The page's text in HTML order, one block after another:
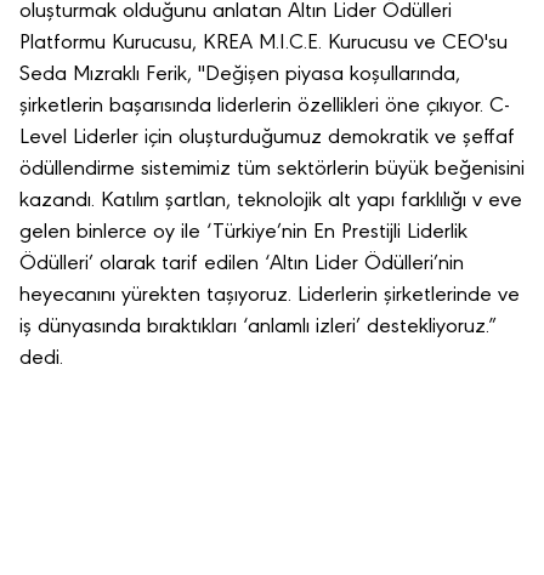
oluşturmak olduğunu anlatan Altın Lider Ödülleri
Platformu Kurucusu, KREA M.I.C.E. Kurucusu ve CEO'su
Seda Mızraklı Ferik, "Değişen piyasa koşullarında,
şirketlerin başarısında liderlerin özellikleri öne çıkıyor. C-
Level Liderler için oluşturduğumuz demokratik ve şeffaf
ödüllendirme sistemimiz tüm sektörlerin büyük beğenisini
kazandı. Katılım şartlan, teknolojik alt yapı farklılığı v eve
gelen binlerce oy ile ‘Türkiye’nin En Prestijli Liderlik
Ödülleri’ olarak tarif edilen ‘Altın Lider Ödülleri’nin
heyecanını yürekten taşıyoruz. Liderlerin şirketlerinde ve
iş dünyasında bıraktıkları ‘anlamlı izleri’ destekliyoruz.”
dedi.